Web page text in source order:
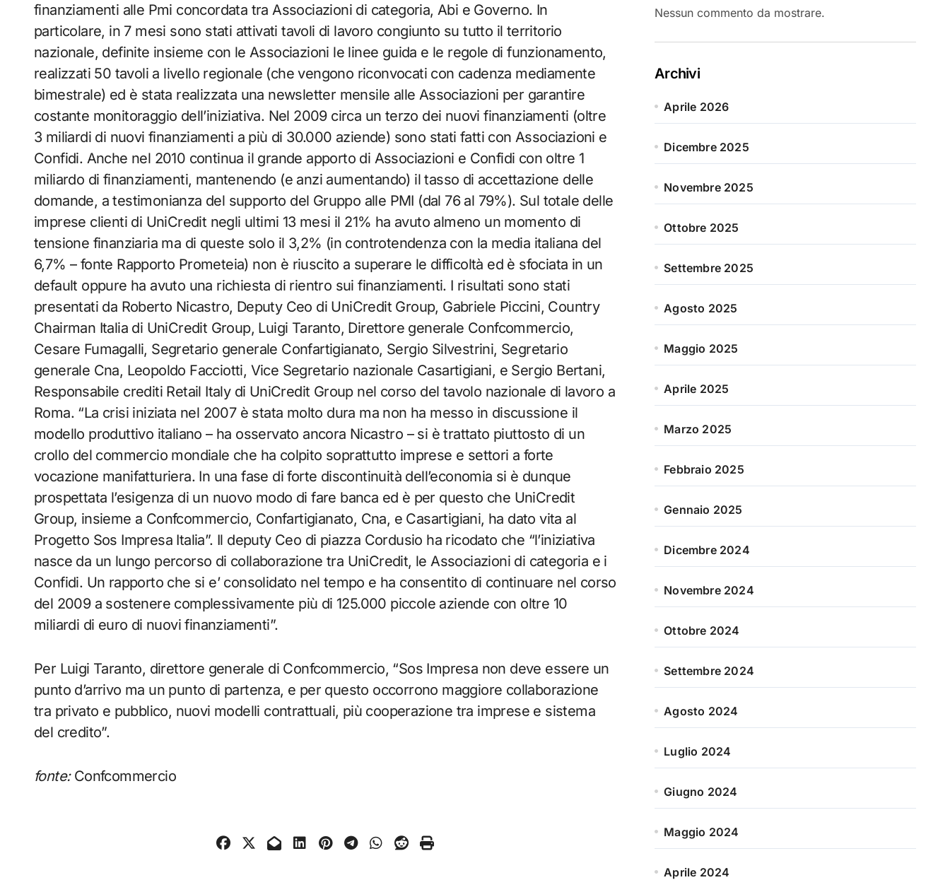
finanziamenti alle Pmi concordata tra Associazioni di categoria, Abi e Governo. In
particolare, in 7 mesi sono stati attivati tavoli di lavoro congiunto su tutto il territorio
nazionale, definite insieme con le Associazioni le linee guida e le regole di funzionamento,
realizzati 50 tavoli a livello regionale (che vengono riconvocati con cadenza mediamente
bimestrale) ed è stata realizzata una newsletter mensile alle Associazioni per garantire
costante monitoraggio dell’iniziativa. Nel 2009 circa un terzo dei nuovi finanziamenti (oltre
3 miliardi di nuovi finanziamenti a più di 30.000 aziende) sono stati fatti con Associazioni e
Confidi. Anche nel 2010 continua il grande apporto di Associazioni e Confidi con oltre 1
miliardo di finanziamenti, mantenendo (e anzi aumentando) il tasso di accettazione delle
domande, a testimonianza del supporto del Gruppo alle PMI (dal 76 al 79%). Sul totale delle
imprese clienti di UniCredit negli ultimi 13 mesi il 21% ha avuto almeno un momento di
tensione finanziaria ma di queste solo il 3,2% (in controtendenza con la media italiana del
6,7% – fonte Rapporto Prometeia) non è riuscito a superare le difficoltà ed è sfociata in un
default oppure ha avuto una richiesta di rientro sui finanziamenti. I risultati sono stati
presentati da Roberto Nicastro, Deputy Ceo di UniCredit Group, Gabriele Piccini, Country
Chairman Italia di UniCredit Group, Luigi Taranto, Direttore generale Confcommercio,
Cesare Fumagalli, Segretario generale Confartigianato, Sergio Silvestrini, Segretario
generale Cna, Leopoldo Facciotti, Vice Segretario nazionale Casartigiani, e Sergio Bertani,
Responsabile crediti Retail Italy di UniCredit Group nel corso del tavolo nazionale di lavoro a
Roma. “La crisi iniziata nel 2007 è stata molto dura ma non ha messo in discussione il
modello produttivo italiano – ha osservato ancora Nicastro – si è trattato piuttosto di un
crollo del commercio mondiale che ha colpito soprattutto imprese e settori a forte
vocazione manifatturiera. In una fase di forte discontinuità dell’economia si è dunque
prospettata l’esigenza di un nuovo modo di fare banca ed è per questo che UniCredit
Group, insieme a Confcommercio, Confartigianato, Cna, e Casartigiani, ha dato vita al
Progetto Sos Impresa Italia”. Il deputy Ceo di piazza Cordusio ha ricodato che “l’iniziativa
nasce da un lungo percorso di collaborazione tra UniCredit, le Associazioni di categoria e i
Confidi. Un rapporto che si e’ consolidato nel tempo e ha consentito di continuare nel corso
del 2009 a sostenere complessivamente più di 125.000 piccole aziende con oltre 10
miliardi di euro di nuovi finanziamenti”.
Per Luigi Taranto, direttore generale di Confcommercio, “Sos Impresa non deve essere un
punto d’arrivo ma un punto di partenza, e per questo occorrono maggiore collaborazione
tra privato e pubblico, nuovi modelli contrattuali, più cooperazione tra imprese e sistema
del credito”.
fonte:Confcommercio
Nessun commento da mostrare.
Archivi
Aprile 2026
Dicembre 2025
Novembre 2025
Ottobre 2025
Settembre 2025
Agosto 2025
Maggio 2025
Aprile 2025
Marzo 2025
Febbraio 2025
Gennaio 2025
Dicembre 2024
Novembre 2024
Ottobre 2024
Settembre 2024
Agosto 2024
Luglio 2024
Giugno 2024
Maggio 2024
Aprile 2024